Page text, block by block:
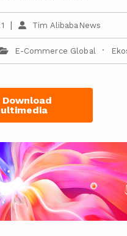
| Tim AlibabaNews
E-Commerce Global ·
Download